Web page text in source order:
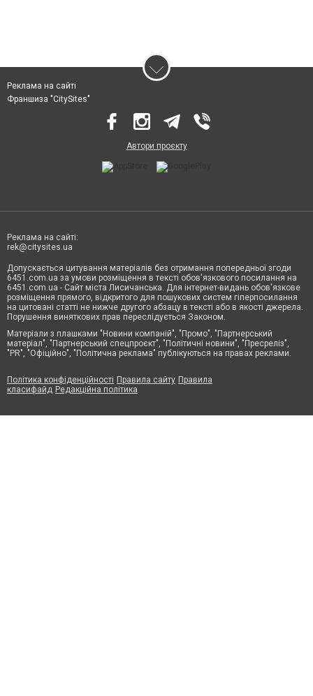
Реклама на сайті
Франшиза "CitySites"
Автори проєкту
Реклама на сайті:
rek@citysites.ua
Допускається цитування матеріалів без отримання попередньої згоди
6451.com.ua за умови розміщення в тексті обов'язкового посилання на
6451.com.ua - Сайт міста Лисичанська. Для інтернет-видань обов'язкове
розміщення прямого, відкритого для пошукових систем гіперпосилання
на цитовані статті не нижче другого абзацу в тексті або в якості джерела.
Порушення виняткових прав переслідується Законом.
Матеріали з плашками "Новини компаній", "Промо", "Партнерський
матеріал", "Партнерський спецпроєкт", "Політичні новини", "Пресреліз",
"PR", "Офіційно", "Політична реклама" публікуються на правах реклами.
Політика конфіденційності Правила сайту Правила
класифайд Редакційна політика